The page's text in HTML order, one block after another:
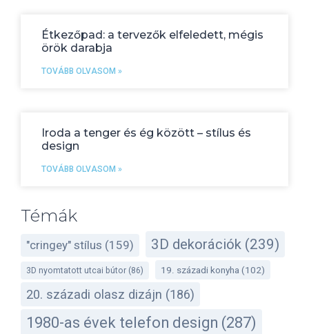
Étkezőpad: a tervezők elfeledett, mégis
örök darabja
TOVÁBB OLVASOM »
Iroda a tenger és ég között – stílus és
design
TOVÁBB OLVASOM »
Témák
"cringey" stílus (159) 3D dekorációk (239)
3D nyomtatott utcai bútor (86) 19. századi konyha (102)
20. századi olasz dizájn (186)
1980-as évek telefon design (287)